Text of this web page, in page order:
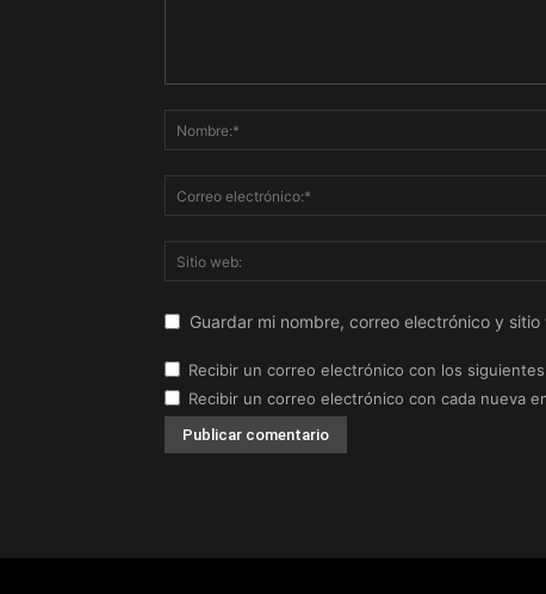
Guardar mi nombre, correo electrónico y
Recibir un correo electrónico con los
Recibir un correo electrónico con cada nueva